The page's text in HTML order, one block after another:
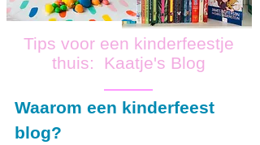
Tips voor een kinderfeestje
thuis: Kaatje's Blog
Waarom een kinderfeest
blog?